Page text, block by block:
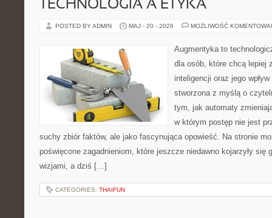
TECHNOLOGIA A ETYKA
POSTED BY ADMIN MAJ - 20 - 2026 MOŻLIWOŚĆ
Augmentyka to
dla osób, które chcą lepiej
inteligencji oraz jego
stworzona z myślą o
tym, jak automaty
w którym postęp nie jest
suchy zbiór faktów, ale jako fascynująca opowieść. Na stronie
poświęcone zagadnieniom, które jeszcze niedawno kojarzyły się
wizjami, a dziś […]
CATEGORIES: THAIFUN